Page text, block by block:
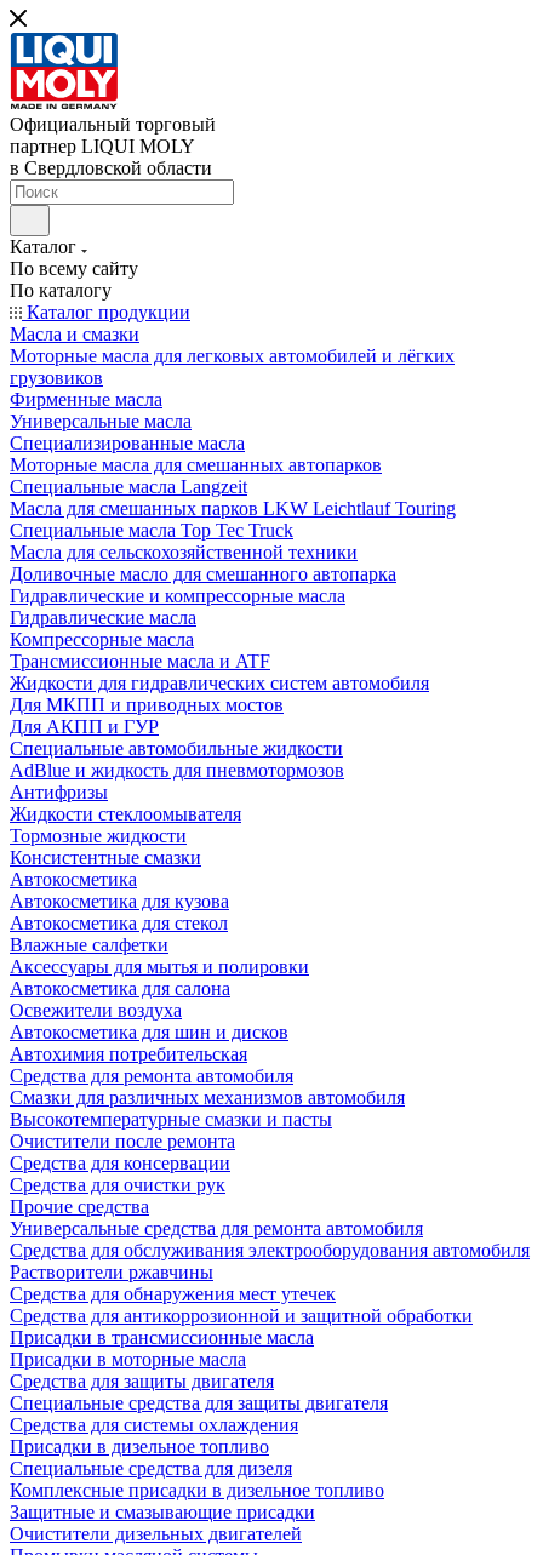
Официальный торговый
партнер LIQUI MOLY
в Свердловской области
Каталог
По всему сайту
По каталогу
Каталог продукции
Масла и смазки
Моторные масла для легковых автомобилей и лёгких
грузовиков
Фирменные масла
Универсальные масла
Специализированные масла
Моторные масла для смешанных автопарков
Специальные масла Langzeit
Масла для смешанных парков LKW Leichtlauf Touring
Специальные масла Top Tec Truck
Масла для сельскохозяйственной техники
Доливочные масло для смешанного автопарка
Гидравлические и компрессорные масла
Гидравлические масла
Компрессорные масла
Трансмиссионные масла и ATF
Жидкости для гидравлических систем автомобиля
Для МКПП и приводных мостов
Для АКПП и ГУР
Специальные автомобильные жидкости
AdBlue и жидкость для пневмотормозов
Антифризы
Жидкости стеклоомывателя
Тормозные жидкости
Консистентные смазки
Автокосметика
Автокосметика для кузова
Автокосметика для стекол
Влажные салфетки
Аксессуары для мытья и полировки
Автокосметика для салона
Освежители воздуха
Автокосметика для шин и дисков
Автохимия потребительская
Средства для ремонта автомобиля
Смазки для различных механизмов автомобиля
Высокотемпературные смазки и пасты
Очистители после ремонта
Средства для консервации
Средства для очистки рук
Прочие средства
Универсальные средства для ремонта автомобиля
Средства для обслуживания электрооборудования автомобиля
Растворители ржавчины
Средства для обнаружения мест утечек
Средства для антикоррозионной и защитной обработки
Присадки в трансмиссионные масла
Присадки в моторные масла
Средства для защиты двигателя
Специальныe средства для защиты двигателя
Средства для системы охлаждения
Присадки в дизельное топливо
Спeциальные средства для дизеля
Комплексные присадки в дизельное топливо
Защитные и смазывающие присадки
Очистители дизельных двигателей